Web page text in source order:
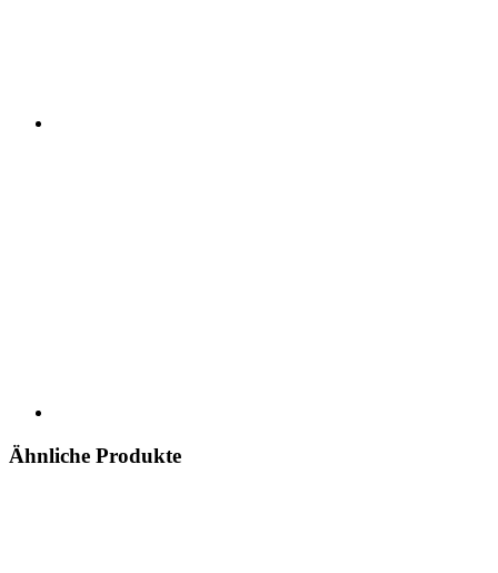
Ähnliche Produkte